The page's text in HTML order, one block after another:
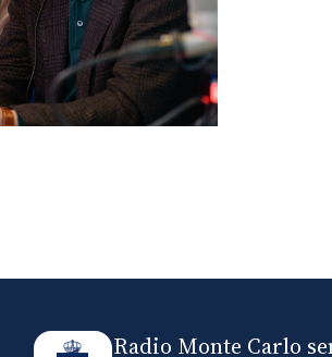
Radio Monte Carlo